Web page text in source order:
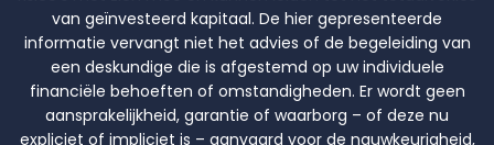
van geïnvesteerd kapitaal. De hier gepresenteerde
informatie vervangt niet het advies of de begeleiding van
een deskundige die is afgestemd op uw individuele
financiële behoeften of omstandigheden. Er wordt geen
aansprakelijkheid, garantie of waarborg – of deze nu
expliciet of impliciet is – aanvaard voor de nauwkeurigheid,